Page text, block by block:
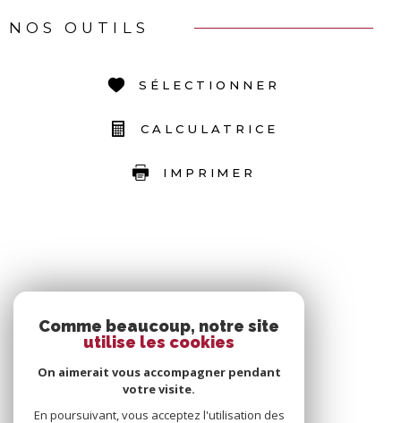
NOS OUTILS
SÉLECTIONNER
CALCULATRICE
IMPRIMER
Comme beaucoup, notre site
utilise les cookies
On aimerait vous accompagner pendant
votre visite.
En poursuivant, vous acceptez l'utilisation des